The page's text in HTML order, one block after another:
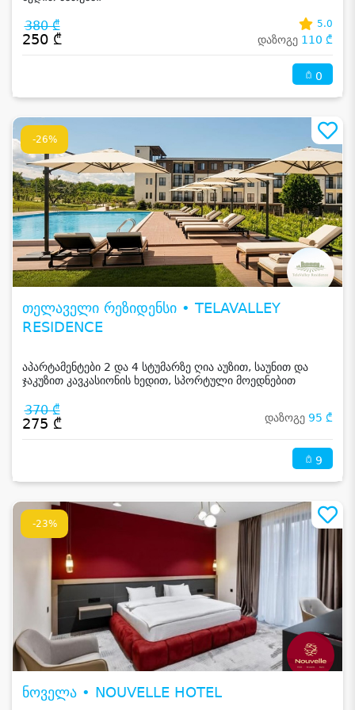
380 ₾
250 ₾
5.0
დაზოგე 110 ₾
0
-26%
თელაველი რეზიდენსი • TELAVALLEY
RESIDENCE
აპარტამენტები 2 და 4 სტუმარზე ღია აუზით, საუნით და
ჯაკუზით კავკასიონის ხედით, სპორტული მოედნებით
370 ₾
275 ₾ დაზოგე 95 ₾
9
-23%
ნოველა • NOUVELLE HOTEL